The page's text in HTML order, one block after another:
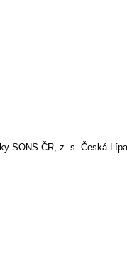
SONS ČR, z. s. Česká